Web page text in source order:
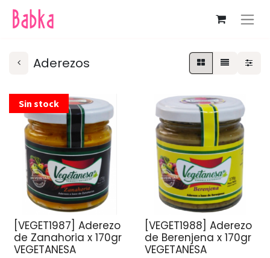
Aderezos
Sin stock
[VEGET1987] Aderezo
de Zanahoria x 170gr
VEGETANESA
[VEGET1988] Aderezo
de Berenjena x 170gr
VEGETANESA